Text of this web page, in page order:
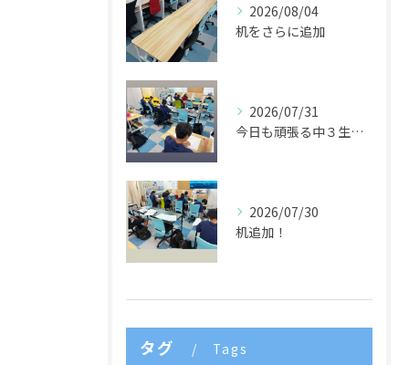
2026/08/04
机をさらに追加
2026/07/31
今日も頑張る中３生たち🌈
2026/07/30
机追加！
タグ Tags